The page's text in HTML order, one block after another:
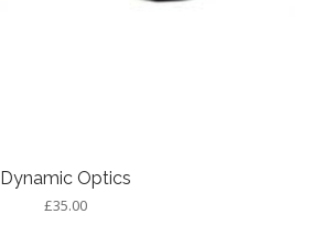
Dynamic Optics
£35.00